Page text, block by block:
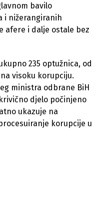
bavilo
i nižerangiranih
afere i dalje ostale bez
235 optužnica, od
visoku korupciju.
ministra odbrane BiH
djelo počinjeno
ukazuje na
korupcije u